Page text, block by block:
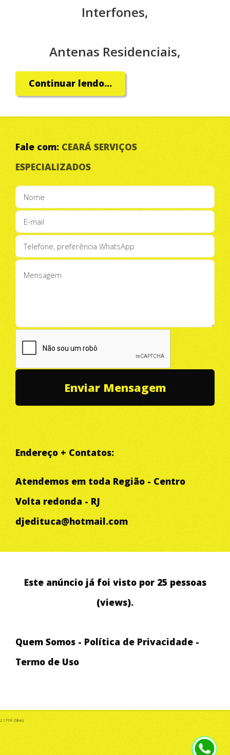
Interfones,
Antenas Residenciais,
Alarmes Residenciais.
Continuar lendo...
Fale com: CEARÁ SERVIÇOS
ESPECIALIZADOS
Endereço + Contatos:
Atendemos em toda Região - Centro
Volta redonda - RJ
djedituca@hotmail.com
Este anúncio já foi visto por 25 pessoas
(views).
Quem Somos - Política de Privacidade -
Termo de Uso
21768 (Silvio)